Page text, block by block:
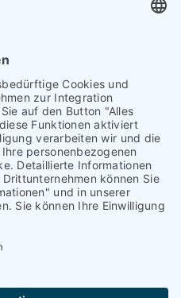
Impressum
Datenschutz
Cookie-Einstellungen